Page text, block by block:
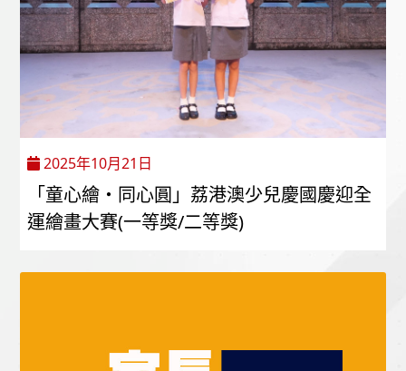
2025年10月21日
「童心繪・同心圓」荔港澳少兒慶國慶迎全
運繪畫大賽(一等獎/二等獎)